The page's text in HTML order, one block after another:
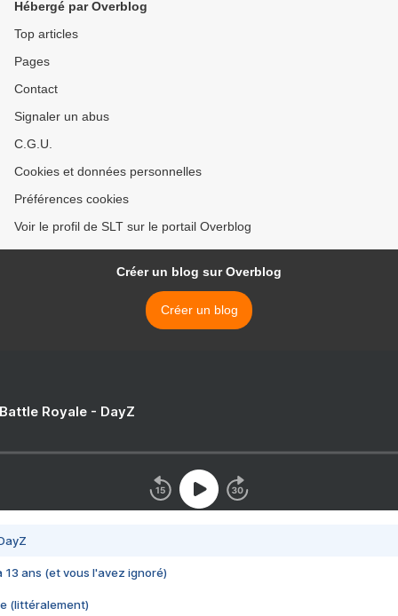
islamiques. » (Rawa.org)
Hébergé par Overblog
Top articles
Pages
Contact
Signaler un abus
C.G.U.
Cookies et données personnelles
Préférences cookies
Voir le profil de SLT sur le portail Overblog
Créer un blog sur Overblog
Créer un blog
Royale - DayZ
13 ans (et vous l'avez ignoré)
(littéralement)